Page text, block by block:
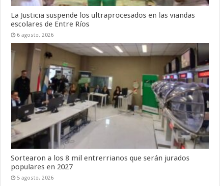
La Justicia suspende los ultraprocesados en las viandas
escolares de Entre Ríos
6 agosto, 2026
Sortearon a los 8 mil entrerrianos que serán jurados
populares en 2027
5 agosto, 2026